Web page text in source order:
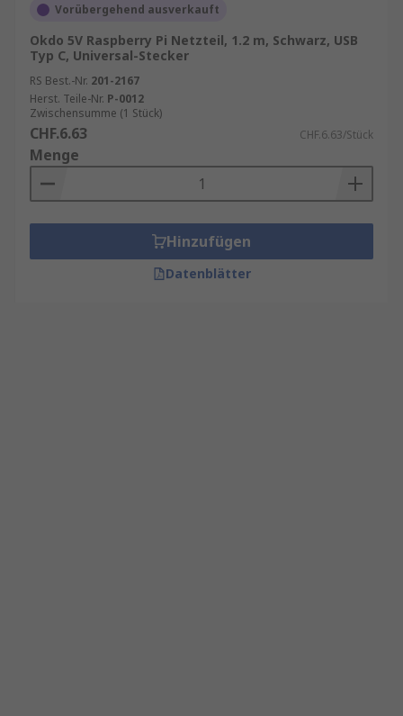
Vorübergehend ausverkauft
Okdo 5V Raspberry Pi Netzteil, 1.2 m, Schwarz, USB
Typ C, Universal-Stecker
RS Best.-Nr. 201-2167
Herst. Teile-Nr. P-0012
Zwischensumme (1 Stück)
CHF.6.63 CHF.6.63/Stück
Menge
Hinzufügen
Datenblätter